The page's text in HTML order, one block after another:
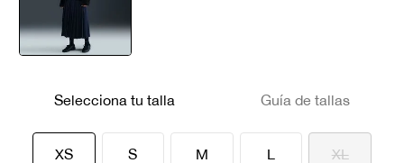
Selecciona tu talla Guía de tallas
XSseleccionado
S M L XL